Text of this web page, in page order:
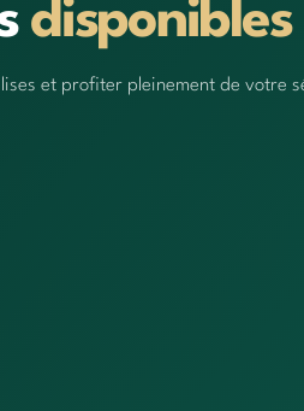
disponibles
et profiter pleinement de votre